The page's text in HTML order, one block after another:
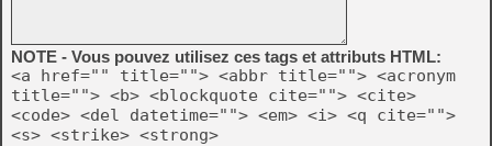
NOTE - Vous pouvez utilisez ces tags et attributs HTML:
<a href="" title=""> <abbr title=""> <acronym
title=""> <b> <blockquote cite=""> <cite>
<code> <del datetime=""> <em> <i> <q cite="">
<s> <strike> <strong>